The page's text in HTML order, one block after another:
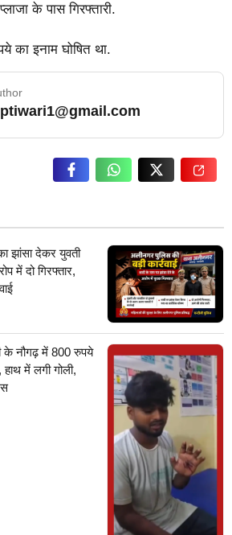
के पास गिरफ्तारी.
का इनाम घोषित था.
… Read More
झांसा देकर युवती
में दो गिरफ्तार,
के नौगढ़ में 800 रुपये
में लगी गोली,